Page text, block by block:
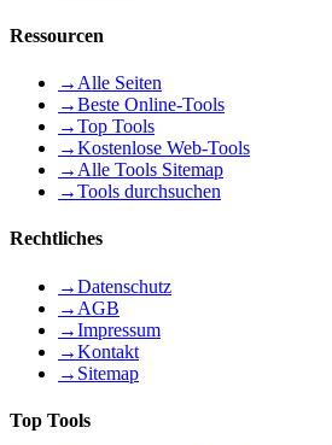
Ressourcen
→ Alle Seiten
→Beste Online-Tools
→Top Tools
→Kostenlose Web-Tools
→ Alle Tools Sitemap
→Tools durchsuchen
Rechtliches
→Datenschutz
→ AGB
→Impressum
→Kontakt
→ Sitemap
Top Tools